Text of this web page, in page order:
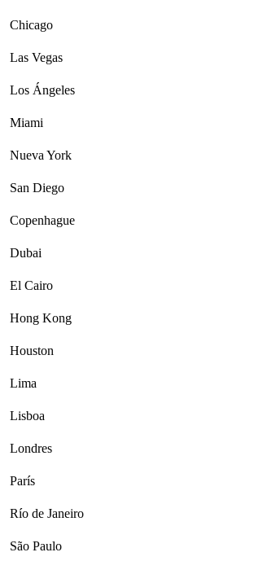
Chicago
Las Vegas
Los Ángeles
Miami
Nueva York
San Diego
Copenhague
Dubai
El Cairo
Hong Kong
Houston
Lima
Lisboa
Londres
París
Río de Janeiro
São Paulo